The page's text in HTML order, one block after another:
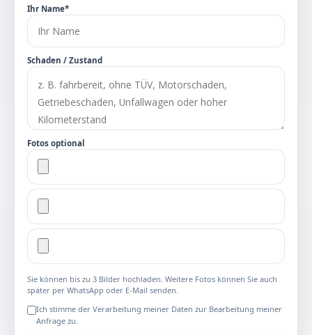
Ihr Name*
Schaden / Zustand
Fotos optional
Sie können bis zu 3 Bilder hochladen. Weitere Fotos können Sie auch
später per WhatsApp oder E-Mail senden.
Ich stimme der Verarbeitung meiner Daten zur Bearbeitung meiner
Anfrage zu.